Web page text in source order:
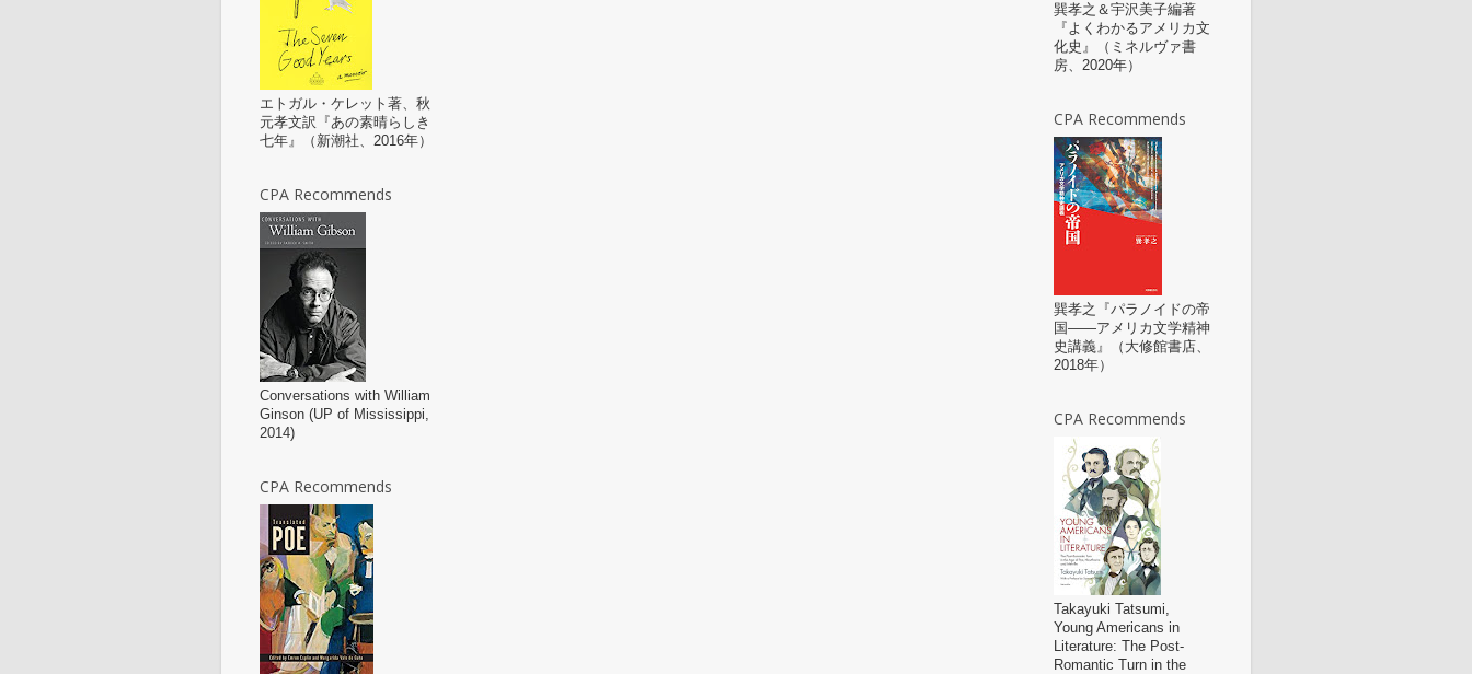
エトガル・ケレット著、秋
元孝文訳『あの素晴らしき
七年』（新潮社、2016年）
CPA Recommends
Conversations with William
Ginson (UP of Mississippi,
2014)
CPA Recommends
巽孝之＆宇沢美子編著
『よくわかるアメリカ文
化史』（ミネルヴァ書
房、2020年）
CPA Recommends
巽孝之『パラノイドの帝
国――アメリカ文学精神
史講義』（大修館書店、
2018年）
CPA Recommends
Takayuki Tatsumi,
Young Americans in
Literature: The Post-
Romantic Turn in the